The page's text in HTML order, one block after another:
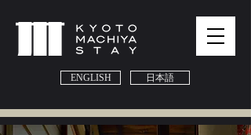
ENGLISH 日本語